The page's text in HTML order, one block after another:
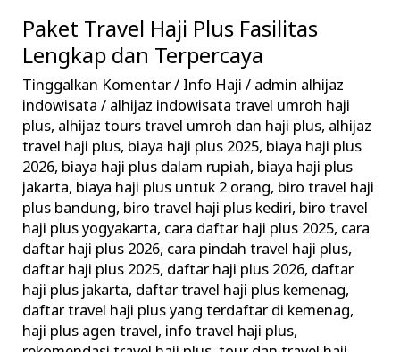
Paket Travel Haji Plus Fasilitas
Lengkap dan Terpercaya
Tinggalkan Komentar/ Info Haji / admin alhijaz
indowisata/ alhijaz indowisata travel umroh haji
plus, alhijaz tours travel umroh dan haji plus, alhijaz
travel haji plus, biaya haji plus 2025, biaya haji plus
2026, biaya haji plus dalam rupiah, biaya haji plus
jakarta, biaya haji plus untuk 2 orang, biro travel haji
plus bandung, biro travel haji plus kediri, biro travel
haji plus yogyakarta, cara daftar haji plus 2025, cara
daftar haji plus 2026, cara pindah travel haji plus,
daftar haji plus 2025, daftar haji plus 2026, daftar
haji plus jakarta, daftar travel haji plus kemenag,
daftar travel haji plus yang terdaftar di kemenag,
haji plus agen travel, info travel haji plus,
Paket
Travel
Haji
Plus
Fasilitas
Lengkap
dan
Terpercaya